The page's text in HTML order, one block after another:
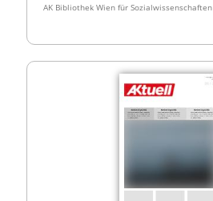
AK Bibliothek Wien für Sozialwissenschaften